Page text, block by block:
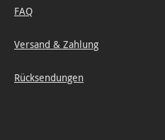
FAQ
Versand & Zahlung
Rücksendungen